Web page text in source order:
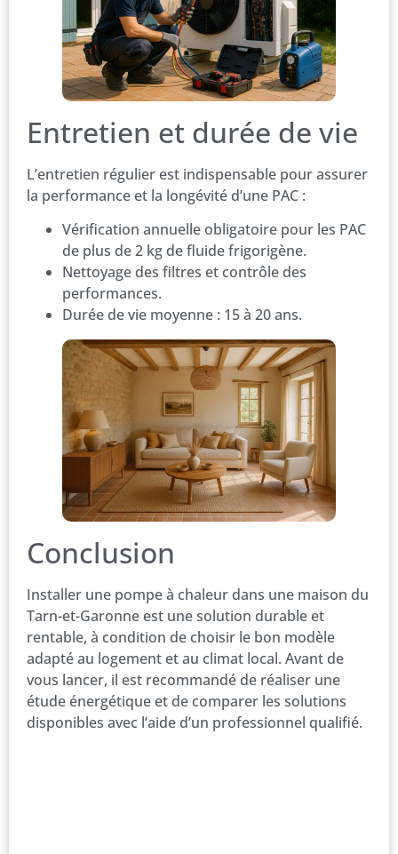
Entretien et durée de vie
L’entretien régulier est indispensable pour assurer
la performance et la longévité d’une PAC :
Vérification annuelle obligatoire pour les PAC
de plus de 2 kg de fluide frigorigène.
Nettoyage des filtres et contrôle des
performances.
Durée de vie moyenne : 15 à 20 ans.
Conclusion
Installer une pompe à chaleur dans une maison du
Tarn-et-Garonne est une solution durable et
rentable, à condition de choisir le bon modèle
adapté au logement et au climat local. Avant de
vous lancer, il est recommandé de réaliser une
étude énergétique et de comparer les solutions
disponibles avec l’aide d’un professionnel qualifié.